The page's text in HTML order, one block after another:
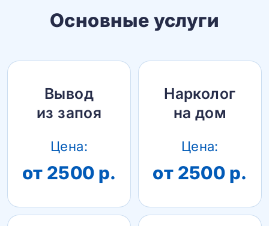
Основные услуги
Вывод
из запоя
Цена:
от 2500 р.
Нарколог
на дом
Цена:
от 2500 р.